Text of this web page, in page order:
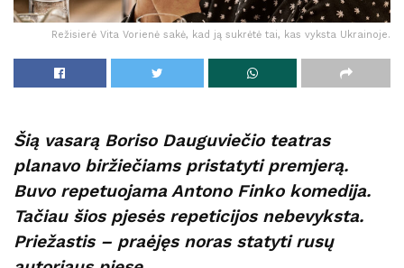
Režisierė Vita Vorienė sakė, kad ją sukrėtė tai, kas vyksta Ukrainoje.
Šią vasarą Boriso Dauguviečio teatras
planavo biržiečiams pristatyti premjerą.
Buvo repetuojama Antono Finko komedija.
Tačiau šios pjesės repeticijos nebevyksta.
Priežastis – praėjęs noras statyti rusų